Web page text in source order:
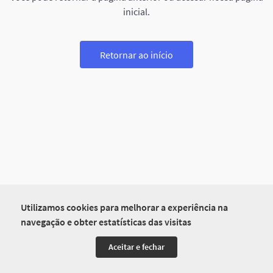
Utilizamos cookies para melhorar a experiência na
navegação e obter estatísticas das visitas
Aceitar e fechar
inicial.
Retornar ao início